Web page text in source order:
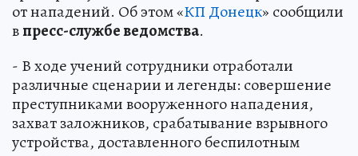
от нападений. Об этом «КП Донецк» сообщили
впресс-службе ведомства.
- В ходе учений сотрудники отработали
различные сценарии и легенды: совершение
преступниками вооруженного нападения,
захват заложников, срабатывание взрывного
устройства, доставленного беспилотным